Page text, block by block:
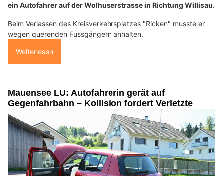
ein Autofahrer auf der Wolhuserstrasse in Richtung Willisau.
Beim Verlassen des Kreisverkehrsplatzes "Ricken" musste er
wegen querenden Fussgängern anhalten.
Weiterlesen
Mauensee LU: Autofahrerin gerät auf
Gegenfahrbahn – Kollision fordert Verletzte